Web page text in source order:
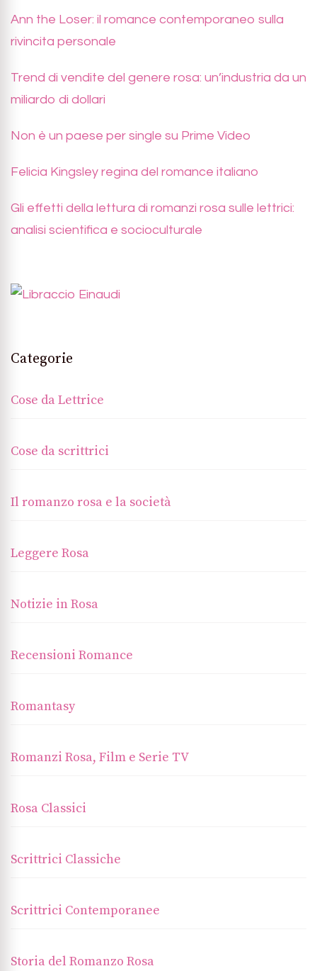
Ann the Loser: il romance contemporaneo sulla
rivincita personale
Trend di vendite del genere rosa: un’industria da un
miliardo di dollari
Non è un paese per single su Prime Video
Felicia Kingsley regina del romance italiano
Gli effetti della lettura di romanzi rosa sulle lettrici:
analisi scientifica e socioculturale
Categorie
Cose da Lettrice
Cose da scrittrici
Il romanzo rosa e la società
Leggere Rosa
Notizie in Rosa
Recensioni Romance
Romantasy
Romanzi Rosa, Film e Serie TV
Rosa Classici
Scrittrici Classiche
Scrittrici Contemporanee
Storia del Romanzo Rosa